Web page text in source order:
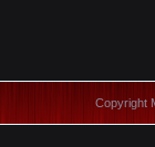
Copyright